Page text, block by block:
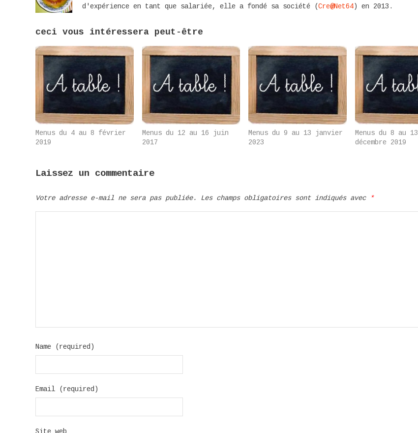
d'expérience en tant que salariée, elle a fondé sa société (Cre@Net64) en 2013.
ceci vous intéressera peut-être
Menus du 4 au 8 février
2019
Menus du 12 au 16 juin
2017
Menus du 9 au 13 janvier
2023
Menus du 8 au 13
décembre 2019
Laissez un commentaire
Votre adresse e-mail ne sera pas publiée. Les champs obligatoires sont indiqués avec *
Name (required)
Email (required)